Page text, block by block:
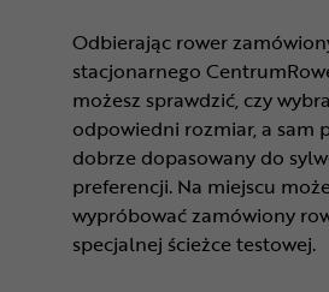
Odbierając rower
stacjonarnego
możesz sprawdzić, czy
odpowiedni rozmiar, a sam
dobrze dopasowany do
preferencji. Na miejscu
wypróbować zamówiony
specjalnej ścieżce testowej.